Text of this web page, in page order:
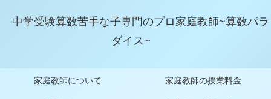
中学受験算数苦手な子専門のプロ家庭教師~算数パラ
ダイス~
家庭教師について 家庭教師の授業料金